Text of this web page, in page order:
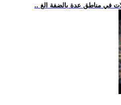
في مناطق عدة بالضفة الغ